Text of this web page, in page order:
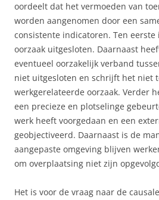
oordeelt dat het vermoeden van
worden aangenomen door een
consistente indicatoren. Ten eerste
oorzaak uitgesloten. Daarnaast
eventueel oorzakelijk verband
niet uitgesloten en schrijft het niet
werkgerelateerde oorzaak. Verder
een precieze en plotselinge
werk heeft voorgedaan en een
geobjectiveerd. Daarnaast is de
aangepaste omgeving blijven
om overplaatsing niet zijn
Het is voor de vraag naar de